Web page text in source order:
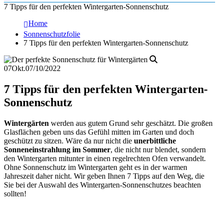
7 Tipps für den perfekten Wintergarten-Sonnenschutz
Home
Sonnenschutzfolie
7 Tipps für den perfekten Wintergarten-Sonnenschutz
07Okt.07/10/2022
7 Tipps für den perfekten Wintergarten-
Sonnenschutz
Wintergärten werden aus gutem Grund sehr geschätzt. Die großen
Glasflächen geben uns das Gefühl mitten im Garten und doch
geschützt zu sitzen. Wäre da nur nicht die unerbittliche
Sonneneinstrahlung im Sommer, die nicht nur blendet, sondern
den Wintergarten mitunter in einen regelrechten Ofen verwandelt.
Ohne Sonnenschutz im Wintergarten geht es in der warmen
Jahreszeit daher nicht. Wir geben Ihnen 7 Tipps auf den Weg, die
Sie bei der Auswahl des Wintergarten-Sonnenschutzes beachten
sollten!